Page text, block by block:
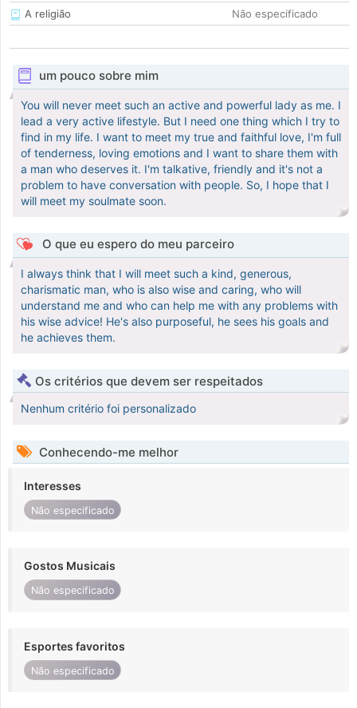
A religião
Não especificado
um pouco sobre mim
You will never meet such an active and powerful lady as me. I
lead a very active lifestyle. But I need one thing which I try to
find in my life. I want to meet my true and faithful love, I'm full
of tenderness, loving emotions and I want to share them with
a man who deserves it. I'm talkative, friendly and it's not a
problem to have conversation with people. So, I hope that I
will meet my soulmate soon.
O que eu espero do meu parceiro
I always think that I will meet such a kind, generous,
charismatic man, who is also wise and caring, who will
understand me and who can help me with any problems with
his wise advice! He's also purposeful, he sees his goals and
he achieves them.
Os critérios que devem ser respeitados
Nenhum critério foi personalizado
Conhecendo-me melhor
Interesses
Não especificado
Gostos Musicais
Não especificado
Esportes favoritos
Não especificado